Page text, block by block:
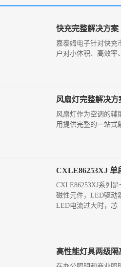
快充完整解决方案
嘉泰姆电子针对快充
户对小体积、高效率
风扇灯完整解决
风扇灯作为空调的辅
用提供完整的一站式
CXLE86253XJ 单
CXLE86253XJ系列
磁性元件，LED驱动
LED电流过大时，芯
高性能灯具两级